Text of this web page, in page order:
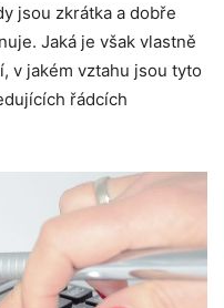
jsou zkrátka a dobře
Jaká je však vlastně
v jakém vztahu jsou tyto
řádcích